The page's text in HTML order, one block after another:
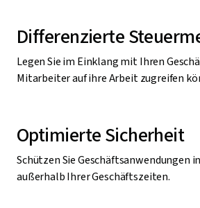
Differenzierte
Legen Sie im Einklang mit Ihren
Mitarbeiter auf ihre Arbeit zugreifen
Optimierte Sicherheit
Schützen Sie Geschäftsanwendungen
außerhalb Ihrer Geschäftszeiten.